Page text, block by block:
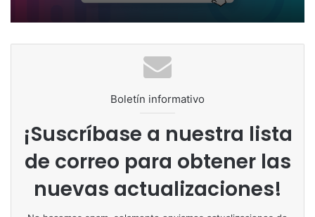
Boletín informativo
¡Suscríbase a nuestra lista
de correo para obtener las
nuevas actualizaciones!